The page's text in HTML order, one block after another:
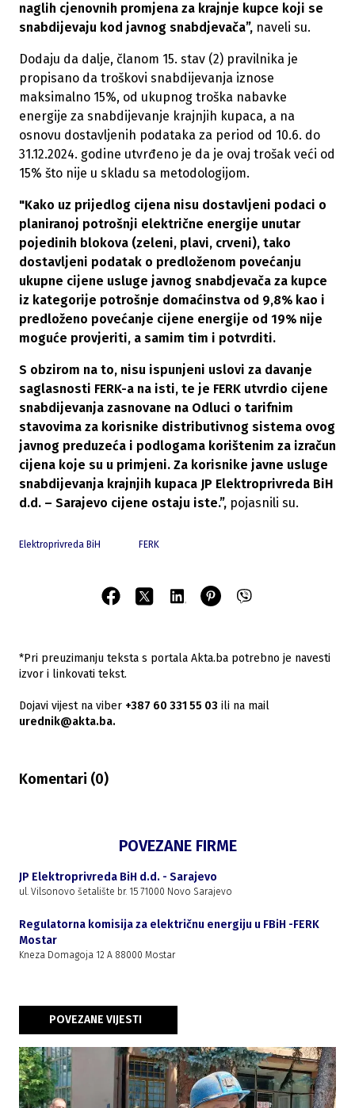
naglih cjenovnih promjena za krajnje kupce koji se
snabdijevaju kod javnog snabdjevača”, naveli su.
Dodaju da dalje, članom 15. stav (2) pravilnika je
propisano da troškovi snabdijevanja iznose
maksimalno 15%, od ukupnog troška nabavke
energije za snabdijevanje krajnjih kupaca, a na
osnovu dostavljenih podataka za period od 10.6. do
31.12.2024. godine utvrđeno je da je ovaj trošak veći od
15% što nije u skladu sa metodologijom.
"Kako uz prijedlog cijena nisu dostavljeni podaci o
planiranoj potrošnji električne energije unutar
pojedinih blokova (zeleni, plavi, crveni), tako
dostavljeni podatak o predloženom povećanju
ukupne cijene usluge javnog snabdjevača za kupce
iz kategorije potrošnje domaćinstva od 9,8% kao i
predloženo povećanje cijene energije od 19% nije
moguće provjeriti, a samim tim i potvrditi.
S obzirom na to, nisu ispunjeni uslovi za davanje
saglasnosti FERK-a na isti, te je FERK utvrdio cijene
snabdijevanja zasnovane na Odluci o tarifnim
stavovima za korisnike distributivnog sistema ovog
javnog preduzeća i podlogama korištenim za izračun
cijena koje su u primjeni. Za korisnike javne usluge
snabdijevanja krajnjih kupaca JP Elektroprivreda BiH
d.d. – Sarajevo cijene ostaju iste.”, pojasnili su.
Elektroprivreda BiH FERK
*Pri preuzimanju teksta s portala Akta.ba potrebno je navesti
izvor i linkovati tekst.
Dojavi vijest na viber +387 60 331 55 03 ili na mail
urednik@akta.ba.
Komentari (0)
POVEZANE FIRME
JP Elektroprivreda BiH d.d. - Sarajevo
ul. Vilsonovo šetalište br. 15 71000 Novo Sarajevo
Regulatorna komisija za električnu energiju u FBiH -FERK
Mostar
Kneza Domagoja 12 A 88000 Mostar
POVEZANE VIJESTI